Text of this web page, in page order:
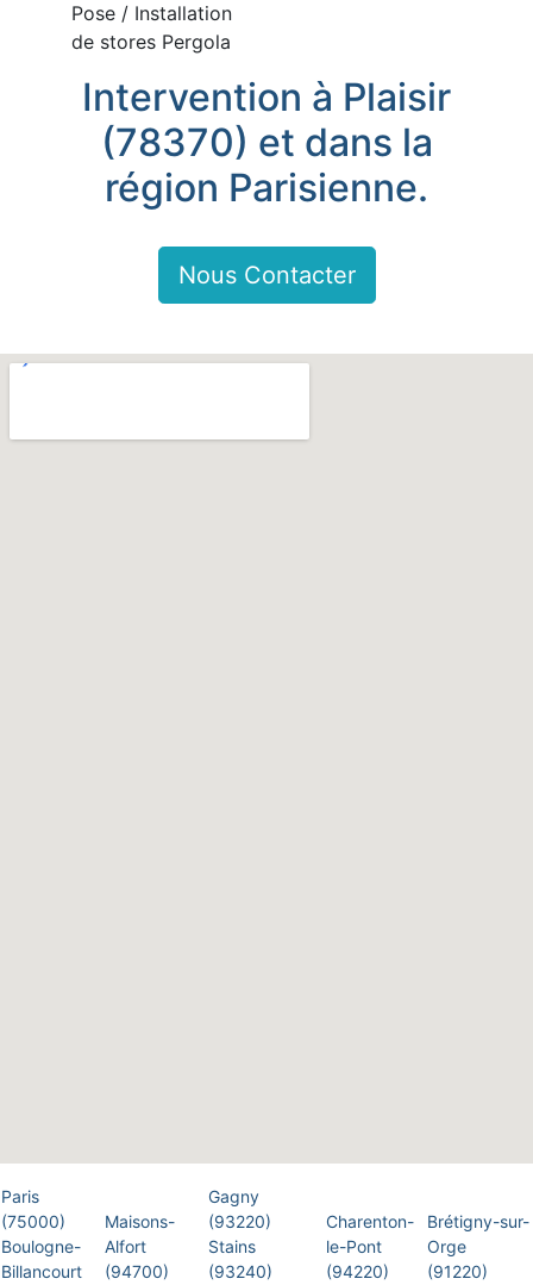
Pose / Installation
de stores Pergola
Intervention à Plaisir
(78370) et dans la
région Parisienne.
Nous Contacter
Paris
(75000)
Boulogne-
Billancourt
Maisons-
Alfort
(94700)
Gagny
(93220)
Stains
(93240)
Charenton-
le-Pont
(94220)
Brétigny-sur-
Orge
(91220)